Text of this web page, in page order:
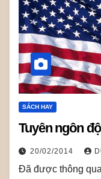
SÁCH HAY
Tuyên ngôn
20/02/2014
Ðã được thông